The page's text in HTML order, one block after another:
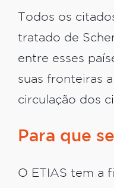
Todos os
tratado de
entre esses
suas fronteiras
circulação dos
Para que
O ETIAS tem a